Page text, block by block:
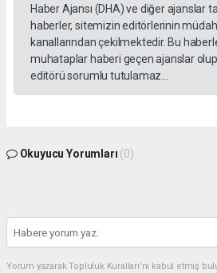
Haber Ajansı (DHA) ve diğer ajanslar
haberler, sitemizin editörlerinin
kanallarından çekilmektedir. Bu
muhataplar haberi geçen ajanslar
editörü sorumlu tutulamaz...
Okuyucu Yorumları (0)
Yorum yazarak Topluluk Kuralları’nı kabul etmiş